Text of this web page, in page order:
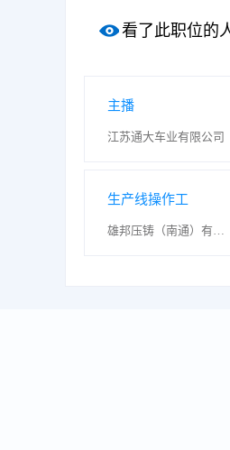
看了此职位的
主播
江苏通大车业有限公司
生产线操作工
雄邦压铸（南通）有限公司